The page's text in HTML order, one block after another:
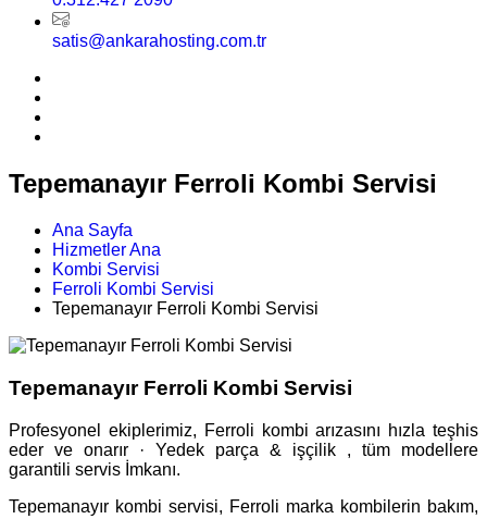
satis@ankarahosting.com.tr
Tepemanayır Ferroli Kombi Servisi
Ana Sayfa
Hizmetler Ana
Kombi Servisi
Ferroli Kombi Servisi
Tepemanayır Ferroli Kombi Servisi
Tepemanayır Ferroli Kombi Servisi
Profesyonel ekiplerimiz, Ferroli kombi arızasını hızla teşhis
eder ve onarır · Yedek parça & işçilik , tüm modellere
garantili servis İmkanı.
Tepemanayır kombi servisi, Ferroli marka kombilerin bakım,